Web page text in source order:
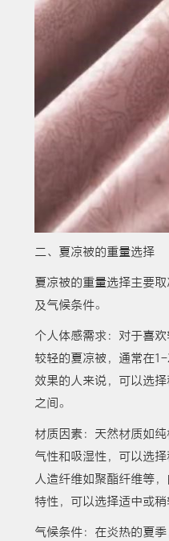
二、夏凉被的重量选择
夏凉被的重量选择主要
及气候条件。
个人体感需求：对于喜
较轻的夏凉被，通常在
效果的人来说，可以选
之间。
材质因素：天然材质如
气性和吸湿性，可以选
人造纤维如聚酯纤维等
特性，可以选择适中或稍
气候条件：在炎热的夏季